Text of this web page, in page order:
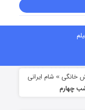
خانگی » شام ایرانی
چهارم